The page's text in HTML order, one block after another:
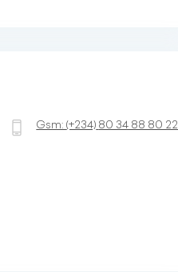
Gsm:(+234) 80 34 88 80 22